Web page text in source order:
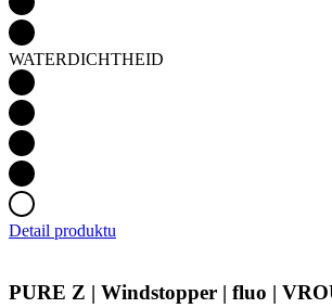
WATERDICHTHEID
Detail produktu
PURE Z | Windstopper | fluo |